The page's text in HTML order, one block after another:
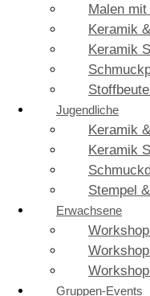
Malen
Keramik
Keramik
Jugendliche
Keramik
Keramik
Stempel
Erwachsene
Gruppen-Events